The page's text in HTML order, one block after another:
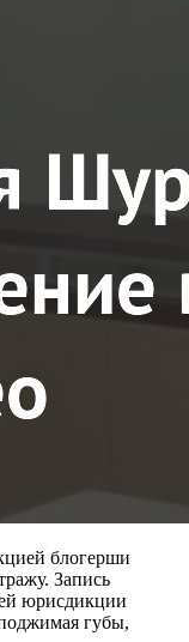
блогерши
Запись
юрисдикции
губы,